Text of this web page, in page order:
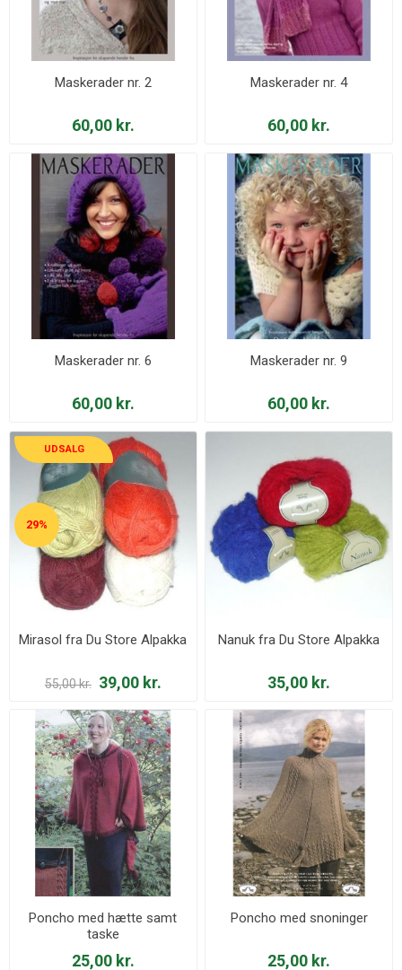
Maskerader nr. 2
60,00 kr.
Maskerader nr. 4
60,00 kr.
Maskerader nr. 6
60,00 kr.
Maskerader nr. 9
60,00 kr.
UDSALG
29%
Mirasol fra Du Store Alpakka
55,00 kr. 39,00 kr.
Nanuk fra Du Store Alpakka
35,00 kr.
Poncho med hætte samt
taske
25,00 kr.
Poncho med snoninger
25,00 kr.